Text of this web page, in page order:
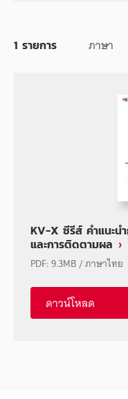
ภาษา
1 รายการ
KV-X ซีรีส์ คำแนะน
และการติดตามผล
PDF:9.3MB/ภาษาไทย
ดาวน์โหลด